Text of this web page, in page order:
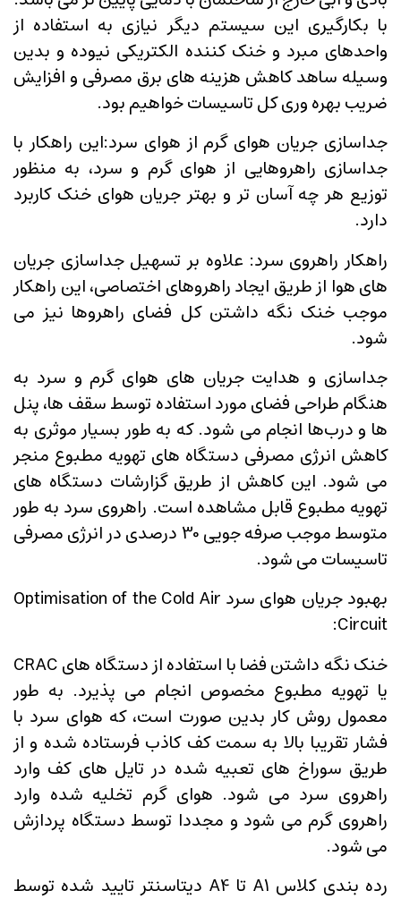
با بکارگیری این سیستم دیگر نیازی به استفاده از
واحدهای مبرد و خنک کننده الکتریکی نیوده و بدین
وسیله ساهد کاهش هزینه های برق مصرفی و افزایش
ضریب بهره وری کل تاسیسات خواهیم بود.
جداسازی جریان هوای گرم از هوای سرد:این راهکار با
جداسازی راهروهایی از هوای گرم و سرد، به منظور
توزیع هر چه آسان تر و بهتر جریان هوای خنک کاربرد
دارد.
راهکار راهروی سرد: علاوه بر تسهیل جداسازی جریان
های هوا از طریق ایجاد راهروهای اختصاصی، این راهکار
موجب خنک نگه داشتن کل فضای راهروها نیز می
شود.
جداسازی و هدایت جریان های هوای گرم و سرد به
هنگام طراحی فضای مورد استفاده توسط سقف ها، پنل
ها و درب‌ها انجام می شود. که به طور بسیار موثری به
کاهش انرژی مصرفی دستگاه های تهویه مطبوع منجر
می شود. این کاهش از طریق گزارشات دستگاه های
تهویه مطبوع قابل مشاهده است. راهروی سرد به طور
متوسط موجب صرفه جویی 30 درصدی در انرژی مصرفی
تاسیسات می شود.
بهبود جریان هوای سرد Optimisation of the Cold Air
Circuit:
خنک نگه داشتن فضا با استفاده از دستگاه های CRAC
یا تهویه مطبوع مخصوص انجام می پذیرد. به طور
معمول روش کار بدین صورت است، که هوای سرد با
فشار تقریبا بالا به سمت کف کاذب فرستاده شده و از
طریق سوراخ های تعبیه شده در تایل های کف وارد
راهروی سرد می شود. هوای گرم تخلیه شده وارد
راهروی گرم می شود و مجددا توسط دستگاه پردازش
می شود.
رده بندی کلاس A1 تا A4 دیتاسنتر تایید شده توسط